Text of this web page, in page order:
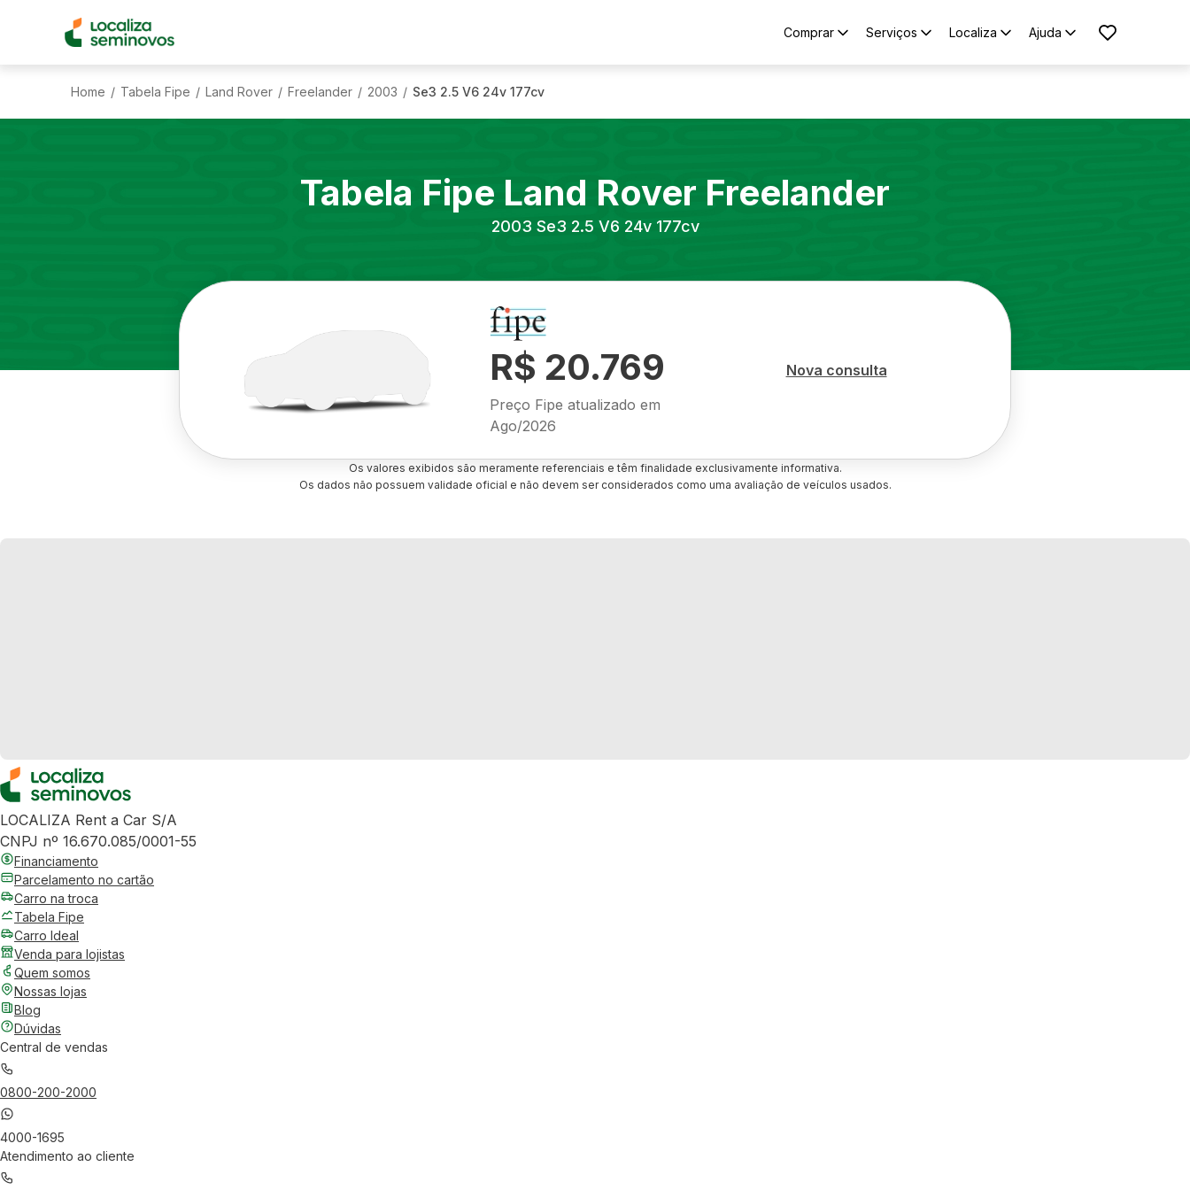
Comprar Serviços Localiza Ajuda
Home / Tabela Fipe / Land Rover / Freelander / 2003 / Se3 2.5 V6 24v 177cv
Tabela Fipe Land Rover Freelander
2003 Se3 2.5 V6 24v 177cv
R$ 20.769
Preço Fipe atualizado em
Ago/2026
Nova consulta
Os valores exibidos são meramente referenciais e têm finalidade exclusivamente informativa.
Os dados não possuem validade oficial e não devem ser considerados como uma avaliação de veículos usados.
LOCALIZA Rent a Car S/A
CNPJ nº 16.670.085/0001-55
Financiamento
Parcelamento no cartão
Carro na troca
Tabela Fipe
Carro Ideal
Venda para lojistas
Quem somos
Nossas lojas
Blog
Dúvidas
Central de vendas
0800-200-2000
4000-1695
Atendimento ao cliente